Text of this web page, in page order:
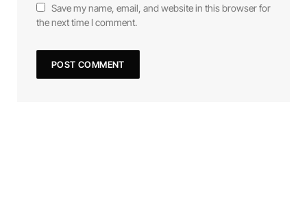
Save my name, email, and website in this browser for
the next time I comment.